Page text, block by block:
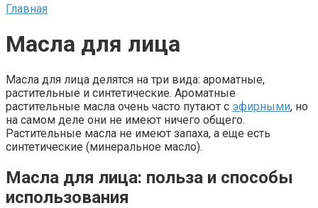
Главная
Масла для лица
Масла для лица делятся на три вида: ароматные,
растительные и синтетические. Ароматные
растительные масла очень часто путают с эфирными, но
на самом деле они не имеют ничего общего.
Растительные масла не имеют запаха, а еще есть
синтетические (минеральное масло).
Масла для лица: польза и способы
использования